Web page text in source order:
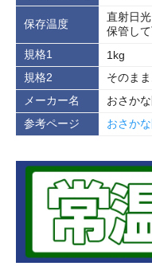
保存温度
直射日
保管して
規格1
1kg
規格2
そのま
メーカー名
おさか
参考ページ
おさか